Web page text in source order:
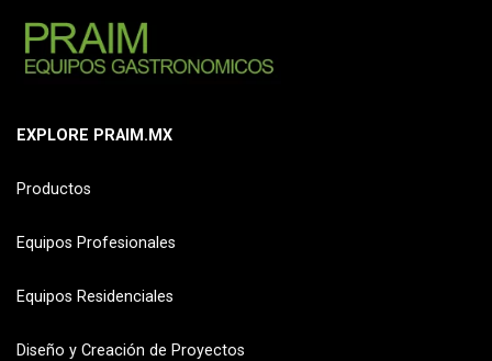
EXPLORE PRAIM.MX
Productos
Equipos Profesionales
Equipos Residenciales
Diseño y Creación de Proyectos